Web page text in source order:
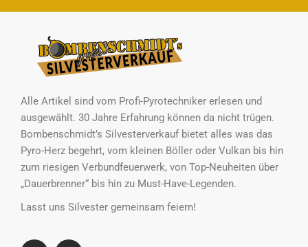
Alle Artikel sind vom Profi-Pyrotechniker erlesen und
ausgewählt. 30 Jahre Erfahrung können da nicht trügen.
Bombenschmidt’s Silvesterverkauf bietet alles was das
Pyro-Herz begehrt, vom kleinen Böller oder Vulkan bis hin
zum riesigen Verbundfeuerwerk, von Top-Neuheiten über
„Dauerbrenner“ bis hin zu Must-Have-Legenden.
Lasst uns Silvester gemeinsam feiern!